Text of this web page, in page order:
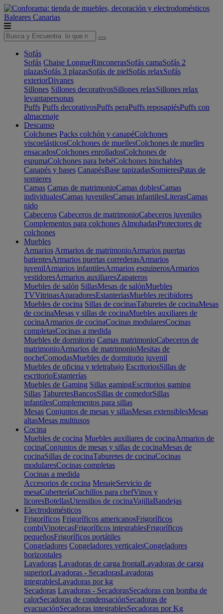
Baleares Canarias
Sofás
Sofás Chaise LongueRinconerasSofás camaSofás 2
plazasSofás 3 plazasSofás de pielSofás relaxSofás
exteriorDivanes
Sillones Sillones decorativosSillones relaxSillones relax
levantapersonas
Puffs Puffs decorativosPuffs peraPuffs reposapiésPuffs con
almacenaje
Descanso
Colchones Packs colchón y canapéColchones
viscoelásticosColchones de muellesColchones de muelles
ensacadosColchones enrolladosColchones de
espumaColchones para bebéColchones hinchables
Canapés y bases CanapésBase tapizadasSomieresPatas de
somieres
Camas Camas de matrimonioCamas doblesCamas
individualesCamas juvenilesCamas infantilesLiterasCamas
nido
Cabeceros Cabeceros de matrimonioCabeceros juveniles
Complementos para colchones AlmohadasProtectores de
colchones
Muebles
Armarios Armarios de matrimonioArmarios puertas
batientesArmarios puertas correderasArmarios
juvenilArmarios infantilesArmarios esquinerosArmarios
vestidoresArmarios auxiliaresZapateros
Muebles de salón SillasMesas de salónMuebles
TVVitrinasAparadoresEstanteriasMuebles recibidores
Muebles de cocina Sillas de cocinasTaburetes de cocinaMesas
de cocinaMesas y sillas de cocinaMuebles auxiliares de
cocinaArmarios de cocinaCocinas modularesCocinas
completasCocinas a medida
Muebles de dormitorio Camas matrimonioCabeceros de
matrimonioArmarios de matrimonioMesitas de
nocheComodasMuebles de dormitorio juvenil
Muebles de oficina y teletrabajo EscritoriosSillas de
escritorioEstanterías
Muebles de Gaming Sillas gamingEscritorios gaming
Sillas TaburetesBancosSillas de comedorSillas
infantilesComplementos para sillas
Mesas Conjuntos de mesas y sillasMesas extensiblesMesas
altasMesas multiusos
Cocina
Muebles de cocina Muebles auxiliares de cocinaArmarios de
cocinaConjuntos de mesas y sillas de cocinaMesas de
cocinaSillas de cocinaTaburetes de cocinaCocinas
modularesCocinas completas
Cocinas a medida
Accesorios de cocina MenajeServicio de
mesaCuberteríaCuchillos para chefVinos y
licoresBotellasUtensilios de cocinaVajillaBandejas
Electrodomésticos
Frigoríficos Frigoríficos americanosFrigoríficos
combiVinotecasFrigoríficos integrablesFrigoríficos
pequeñosFrigoríficos portátiles
Congeladores Congeladores verticalesCongeladores
horizontales
Lavadoras Lavadoras de carga frontalLavadoras de carga
superiorLavadoras - SecadorasLavadoras
integrablesLavadoras por kg
Secadoras Lavadoras - SecadorasSecadoras con bomba de
calorSecadoras de condensaciónSecadoras de
evacuaciónSecadoras integrablesSecadoras por Kg